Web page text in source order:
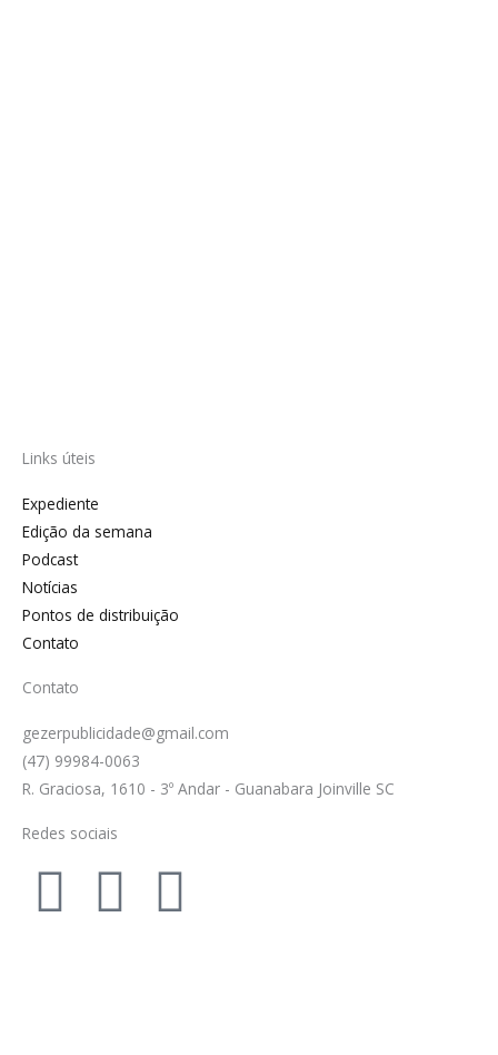
Links úteis
Expediente
Edição da semana
Podcast
Notícias
Pontos de distribuição
Contato
Contato
gezerpublicidade@gmail.com
(47) 99984-0063
R. Graciosa, 1610 - 3º Andar - Guanabara Joinville SC
Redes sociais
F I Y